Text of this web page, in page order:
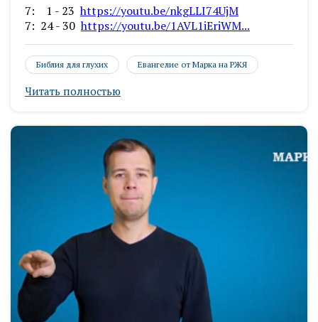
7: 1 - 23https://youtu.be/nkgLLI74UjM
7: 24 - 30https://youtu.be/1AVL1iEriWM...
Библия для глухих Евангелие от Марка на РЖЯ
Читать полностью